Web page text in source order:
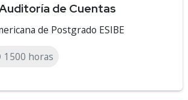
de Cuentas
de Postgrado ESIBE
1500 horas